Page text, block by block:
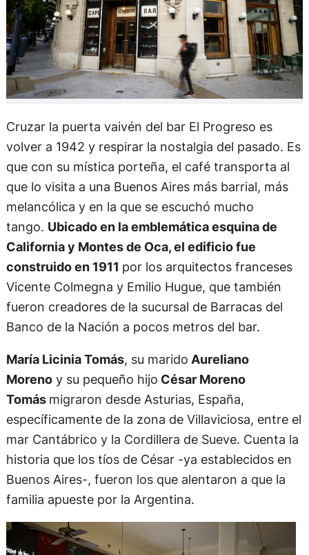
Cruzar la puerta vaivén del bar El Progreso es
volver a 1942 y respirar la nostalgia del pasado. Es
que con su mística porteña, el café transporta al
que lo visita a una Buenos Aires más barrial, más
melancólica y en la que se escuchó mucho
tango. Ubicado en la emblemática esquina de
California y Montes de Oca, el edificio fue
construido en 1911 por los arquitectos franceses
Vicente Colmegna y Emilio Hugue, que también
fueron creadores de la sucursal de Barracas del
Banco de la Nación a pocos metros del bar.
María Licinia Tomás, su marido Aureliano
Morenoy su pequeño hijo César Moreno
Tomás migraron desde Asturias, España,
específicamente de la zona de Villaviciosa, entre el
mar Cantábrico y la Cordillera de Sueve. Cuenta la
historia que los tíos de César -ya establecidos en
Buenos Aires-, fueron los que alentaron a que la
familia apueste por la Argentina.